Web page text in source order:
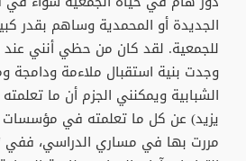
الجديدة أو المحمدية وساهم بقدر
للجمعية. لقد كان من حظي أنني عند
وجدت بنية استقبال ملاءمة ودامجة
الشبابية ويمكنني الجزم أن ما
يزيد) عن كل ما تعلمته في مؤسسات
مررت بها في مساري الدراسي، ففي